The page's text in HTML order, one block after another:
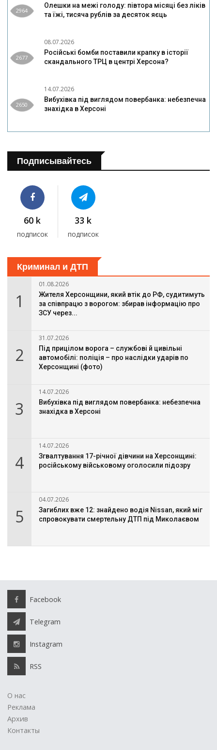
2964
Олешки на межі голоду: півтора місяці без ліків
та їжі, тисяча рублів за десяток яєць
2677
08.07.2026
Російські бомби поставили крапку в історії
скандального ТРЦ в центрі Херсона?
2650
14.07.2026
Вибухівка під виглядом повербанка: небезпечна
знахідка в Херсоні
Подписывайтесь
60 k
подписок
33 k
подписок
Криминал и ДТП
1
01.08.2026
Жителя Херсонщини, який втік до РФ, судитимуть
за співпрацю з ворогом: збирав інформацію про
ЗСУ через...
2
31.07.2026
Під прицілом ворога – службові й цивільні
автомобілі: поліція – про наслідки ударів по
Херсонщині (фото)
3
14.07.2026
Вибухівка під виглядом повербанка: небезпечна
знахідка в Херсоні
4
14.07.2026
Згвалтування 17-річної дівчини на Херсонщині:
російському військовому оголосили підозру
5
04.07.2026
Загиблих вже 12: знайдено водія Nissan, який міг
спровокувати смертельну ДТП під Миколаєвом
Facebook
Telegram
Instagram
RSS
О нас
Реклама
Архив
Контакты